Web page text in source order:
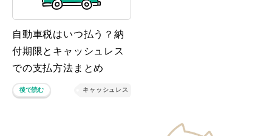
自動車税はいつ払う？納
付期限とキャッシュレス
での支払方法まとめ
後で読む キャッシュレス